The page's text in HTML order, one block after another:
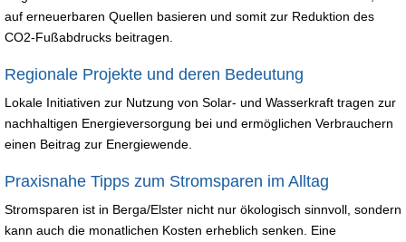
auf erneuerbaren Quellen basieren und somit zur Reduktion des
CO2-Fußabdrucks beitragen.
Regionale Projekte und deren Bedeutung
Lokale Initiativen zur Nutzung von Solar- und Wasserkraft tragen zur
nachhaltigen Energieversorgung bei und ermöglichen Verbrauchern
einen Beitrag zur Energiewende.
Praxisnahe Tipps zum Stromsparen im Alltag
Stromsparen ist in Berga/Elster nicht nur ökologisch sinnvoll, sondern
kann auch die monatlichen Kosten erheblich senken. Eine